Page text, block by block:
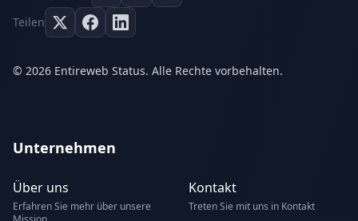
Teilen
© 2026 Entireweb Status. Alle Rechte vorbehalten.
Unternehmen
Über uns
Erfahren Sie mehr über unsere
Kontakt
Treten Sie mit uns in Kontakt